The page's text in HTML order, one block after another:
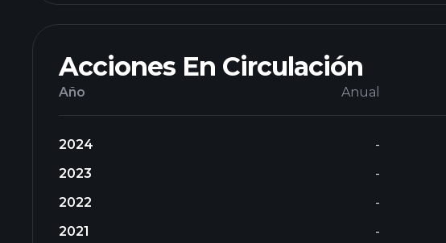
Acciones En Circulación
Año Anual
2024 -
2023
-
2022
-
2021
-